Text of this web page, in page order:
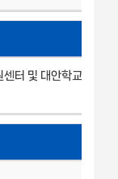
터 및 대안학교에 방